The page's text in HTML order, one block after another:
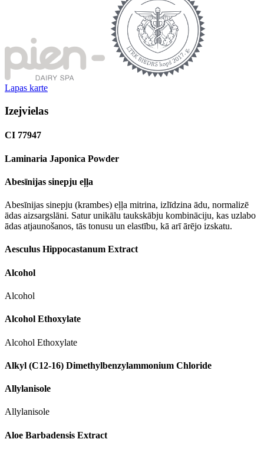
Lapas karte
Izejvielas
CI 77947
Laminaria Japonica Powder
Abesīnijas sinepju eļļa
Abesīnijas sinepju (krambes) eļļa mitrina, izlīdzina ādu, normalizē
ādas aizsargslāni. Satur unikālu taukskābju kombināciju, kas uzlabo
ādas atjaunošanos, tās tonusu un elastību, kā arī ārējo izskatu.
Aesculus Hippocastanum Extract
Alcohol
Alcohol
Alcohol Ethoxylate
Alcohol Ethoxylate
Alkyl (C12-16) Dimethylbenzylammonium Chloride
Allylanisole
Allylanisole
Aloe Barbadensis Extract